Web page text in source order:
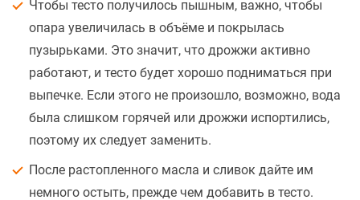
Чтобы тесто получилось пышным, важно, чтобы
опара увеличилась в объёме и покрылась
пузырьками. Это значит, что дрожжи активно
работают, и тесто будет хорошо подниматься при
выпечке. Если этого не произошло, возможно, вода
была слишком горячей или дрожжи испортились,
поэтому их следует заменить.
После растопленного масла и сливок дайте им
немного остыть, прежде чем добавить в тесто.